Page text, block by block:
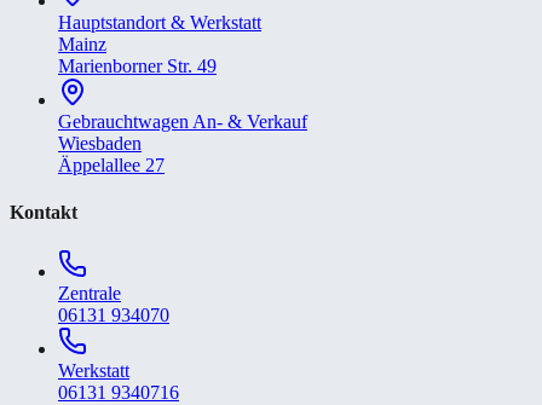
Hauptstandort & Werkstatt
Mainz
Marienborner Str. 49
Gebrauchtwagen An- & Verkauf
Wiesbaden
Äppelallee 27
Kontakt
Zentrale
06131 934070
Werkstatt
06131 9340716